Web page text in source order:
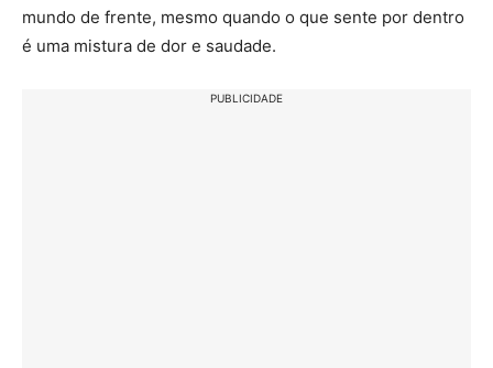
mundo de frente, mesmo quando o que sente por dentro
é uma mistura de dor e saudade.
PUBLICIDADE